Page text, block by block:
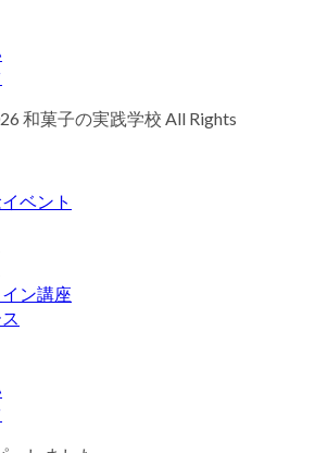
和菓子の実践学校 All Rights
ベント
ン講座